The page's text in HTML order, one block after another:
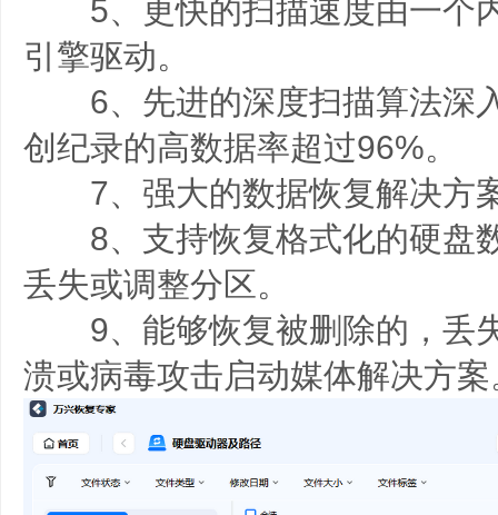
5、更快的扫描速度由一个
引擎驱动。
6、先进的深度扫描算法深
创纪录的高数据率超过96%。
7、强大的数据恢复解决方
8、支持恢复格式化的硬盘
丢失或调整分区。
9、能够恢复被删除的，丢
溃或病毒攻击启动媒体解决方案